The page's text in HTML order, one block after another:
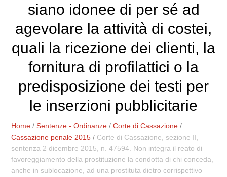
siano idonee di per sé ad
agevolare la attività di costei,
quali la ricezione dei clienti, la
fornitura di profilattici o la
predisposizione dei testi per
le inserzioni pubblicitarie
Home /Sentenze - Ordinanze /Corte di Cassazione /
Cassazione penale 2015 / Corte di Cassazione, sezione II,
sentenza 2 dicembre 2015, n. 47594. Non integra il reato di
favoreggiamento della prostituzione la condotta di chi conceda,
anche in sublocazione, ad una prostituta dietro corrispettivo